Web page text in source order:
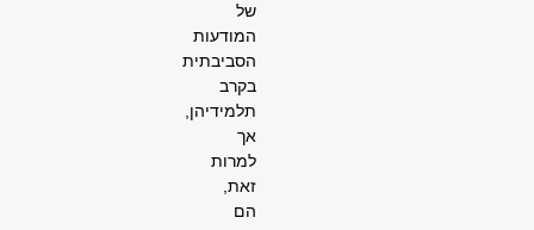
של
המודעות
הסביבתית
בקרב
תלמידיהן,
אך
למרות
זאת,
הם